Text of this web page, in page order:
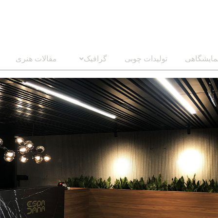
تولیدات چوبی گرافیک مقالات هنری